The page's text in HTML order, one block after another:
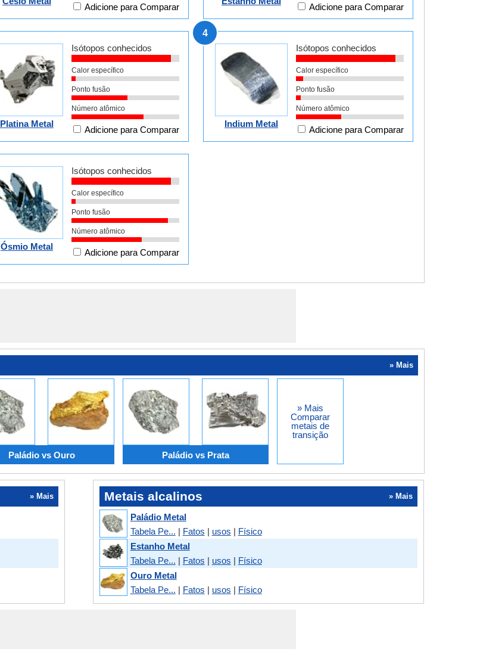
Adicione para Comparar Adicione para Comparar
Platina Metal
Isótopos conhecidos
Calor específico
Ponto fusão
Número atômico
Adicione para Comparar
4
Indium Metal
Isótopos conhecidos
Calor específico
Ponto fusão
Número atômico
Adicione para Comparar
Ósmio Metal
Isótopos conhecidos
Calor específico
Ponto fusão
Número atômico
Adicione para Comparar
» Mais
Paládio vs Ouro Paládio vs Prata
» Mais
Comparar
metais de
transição
» Mais Metais alcalinos » Mais
Paládio Metal
Tabela Pe... | Fatos | usos | Físico
Estanho Metal
Tabela Pe... | Fatos | usos | Físico
Ouro Metal
Tabela Pe... | Fatos | usos | Físico